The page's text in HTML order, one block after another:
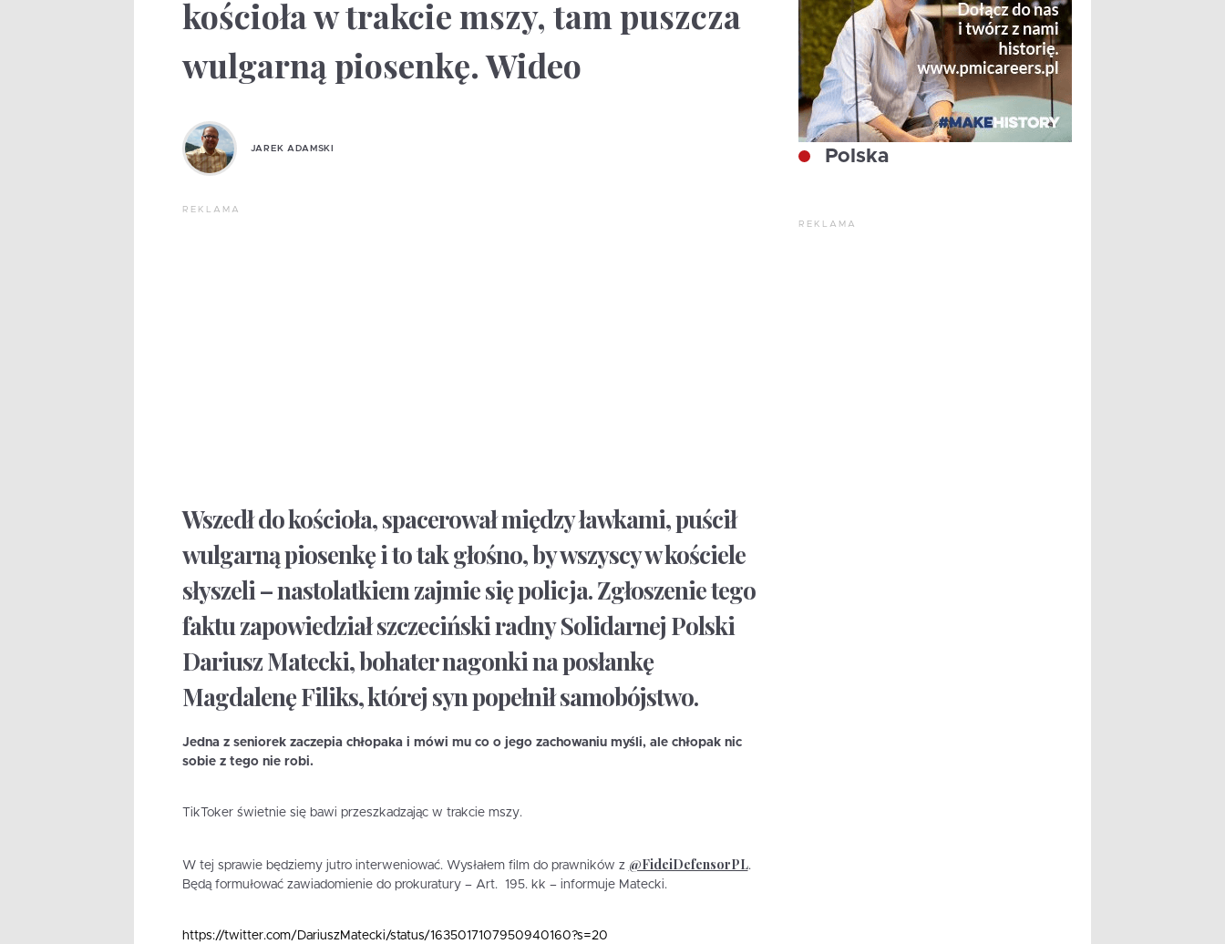
kościoła w trakcie mszy, tam puszcza
wulgarną piosenkę. Wideo
JAREK ADAMSKI
REKLAMA
Wszedł do kościoła, spacerował między ławkami, puścił
wulgarną piosenkę i to tak głośno, by wszyscy w kościele
słyszeli – nastolatkiem zajmie się policja. Zgłoszenie tego
faktu zapowiedział szczeciński radny Solidarnej Polski
Dariusz Matecki, bohater nagonki na posłankę
Magdalenę Filiks, której syn popełnił samobójstwo.
Jedna z seniorek zaczepia chłopaka i mówi mu co o jego zachowaniu myśli, ale chłopak nic
sobie z tego nie robi.
TikToker świetnie się bawi przeszkadzając w trakcie mszy.
W tej sprawie będziemy jutro interweniować. Wysłałem film do prawników z @FideiDefensorPL.
Będą formułować zawiadomienie do prokuratury – Art. 195. kk – informuje Matecki.
https://twitter.com/DariuszMatecki/status/1635017107950940160?s=20
Polska
REKLAMA